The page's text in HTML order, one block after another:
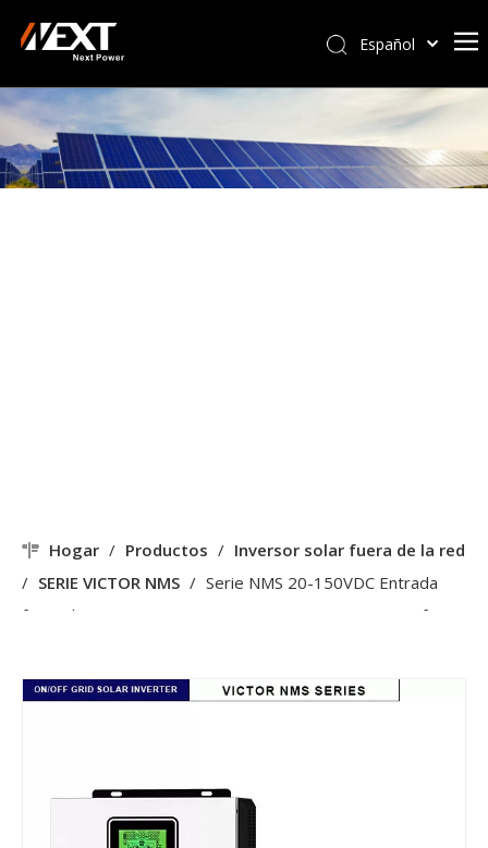
Español
Kiswahili
ไทย
Italiano
Hogar / Productos / Inversor solar fuera de la red
/ SERIE VICTOR NMS / Serie NMS 20-150VDC Entrada
fotovoltaica 40A MPPT 800W/1500W Micro inversor fuera